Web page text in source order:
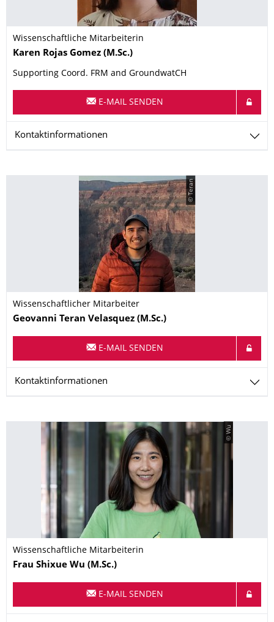
Wissenschaftliche Mitarbeiterin
Name
Karen Rojas Gomez (M.Sc.)
Supporting Coord. FRM and GroundwatCH
E-MAIL SENDEN
Kontaktinformationen
© Teran
Wissenschaftlicher Mitarbeiter
Name
Geovanni Teran Velasquez (M.Sc.)
E-MAIL SENDEN
Kontaktinformationen
© Wu
Wissenschaftliche Mitarbeiterin
Name
Frau Shixue Wu (M.Sc.)
E-MAIL SENDEN